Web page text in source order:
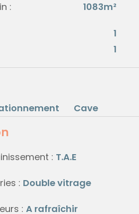
:
1083m²
1
1
Cave
: T.A.E
: Double vitrage
: A rafraîchir